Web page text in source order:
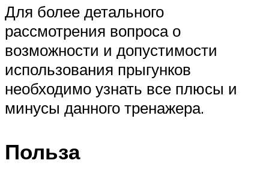
Для более детального
рассмотрения вопроса о
возможности и допустимости
использования прыгунков
необходимо узнать все плюсы и
минусы данного тренажера.
Польза